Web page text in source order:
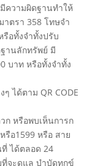
ความผิดฐานทำให้
ตรา 358 โทษจำ
รือทั้งจำทั้งปรับ
านลักทรัพย์ มี
บาท หรือทั้งจำทั้ง
ได้ตาม QR CODE
ก หรือพบเห็นการก
รือ1599 หรือ สาย
ได้ตลอด 24
จะดูแล บำบัดทุกข์